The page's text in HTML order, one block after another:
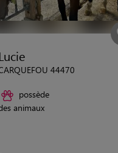
Lucie
44470
possède
animaux